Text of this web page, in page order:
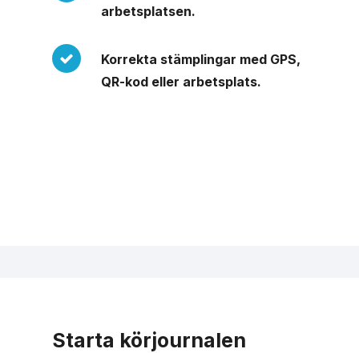
arbetsplatsen.
Korrekta stämplingar med GPS,
QR-kod eller arbetsplats.
Starta körjournalen